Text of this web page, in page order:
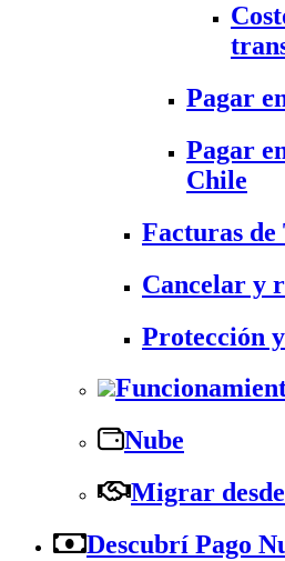
Pagar
Pagar
Chile
Facturas de
Cancelar y
Protección
Nube
Migrar
Descubrí Pago